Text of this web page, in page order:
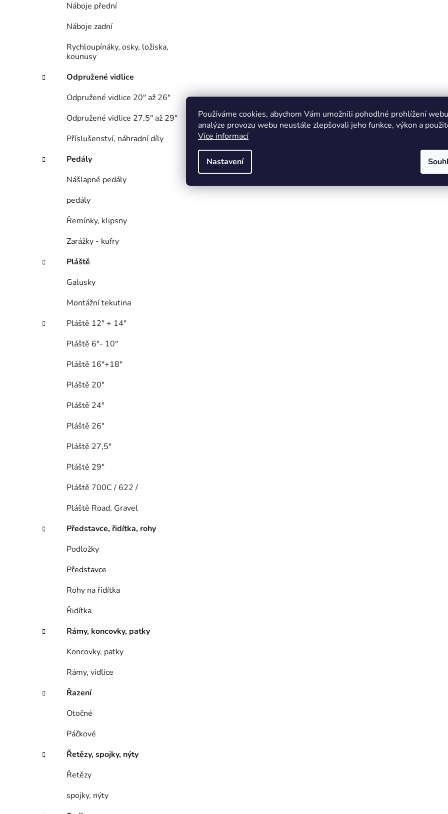
Používáme cookies, abychom Vám umožnili pohodlné prohlížení
analýze provozu webu neustále zlepšovali jeho funkce, výkon a
Více informací
Nastavení
Náboje přední
Náboje zadní
Rychloupínáky, osky, ložiska,
kounusy
Odpružené vidlice
Odpružené vidlice 20" až 26"
Odpružené vidlice 27,5" až 29"
Příslušenství, náhradní díly
Pedály
Nášlapné pedály
pedály
Řemínky, klipsny
Zarážky - kufry
Pláště
Galusky
Montážní tekutina
Pláště 12" + 14"
Pláště 6"- 10"
Pláště 16"+18"
Pláště 20"
Pláště 24"
Pláště 26"
Pláště 27,5"
Pláště 29"
Pláště 700C / 622 /
Pláště Road, Gravel
Představce, řidítka, rohy
Podložky
Představce
Rohy na řidítka
Řidítka
Rámy, koncovky, patky
Koncovky, patky
Rámy, vidlice
Řazení
Otočné
Páčkové
Řetězy, spojky, nýty
Řetězy
spojky, nýty